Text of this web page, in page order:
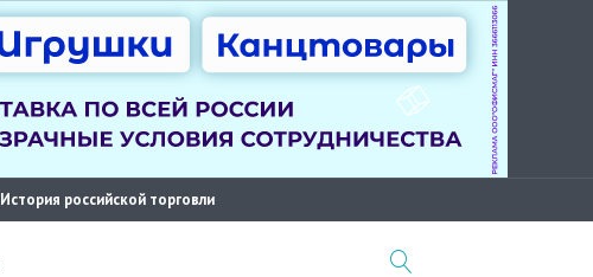
История российской торговли